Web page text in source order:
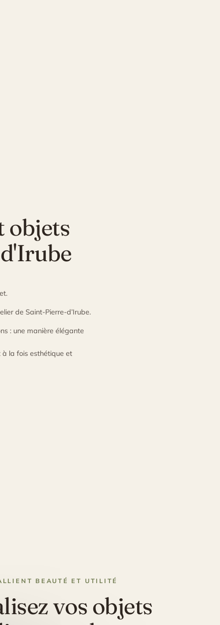
objets
de Saint-Pierre-d’Irube.
: une manière élégante
la fois esthétique et
BEAUTÉ ET UTILITÉ
vos objets